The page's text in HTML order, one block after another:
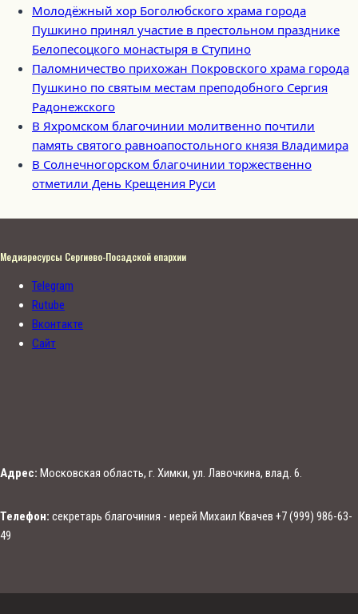
Молодёжный хор Боголюбского храма города
Пушкино принял участие в престольном празднике
Белопесоцкого монастыря в Ступино
Паломничество прихожан Покровского храма города
Пушкино по святым местам преподобного Сергия
Радонежского
В Яхромском благочинии молитвенно почтили
память святого равноапостольного князя Владимира
В Солнечногорском благочинии торжественно
отметили День Крещения Руси
Медиаресурсы Сергиево-Посадской епархии
Telegram
Rutube
Вконтакте
Сайт
Адрес: Московская область, г. Химки, ул. Лавочкина, влад. 6.
Телефон: секретарь благочиния - иерей Михаил Квачев +7 (999) 986-63-
49